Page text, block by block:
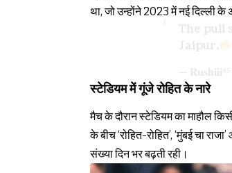
था, जो उन्होंने 2023 में नई दिल्ली
The pull
Jaipur.
—
स्टेडियम में गूंजे रोहित के नारे
मैच के दौरान स्टेडियम का माहौल
के बीच ‘रोहित-रोहित’, ‘मुंबई चा
संख्या दिन भर बढ़ती रही।